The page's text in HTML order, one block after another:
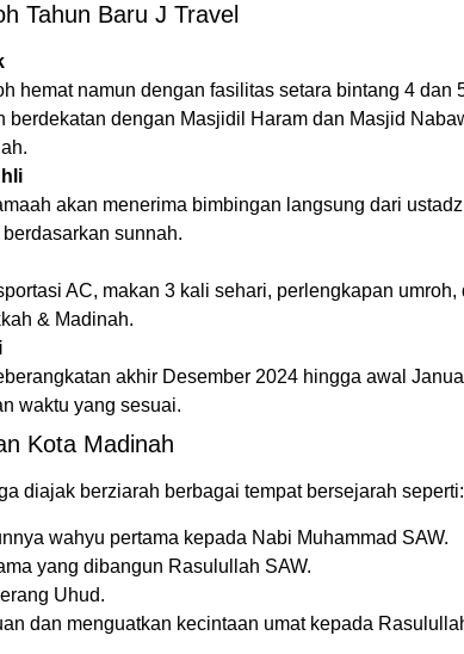
Tahun Baru J Travel
hemat namun dengan fasilitas setara bintang 4 dan
berdekatan dengan Masjidil Haram dan Masjid
akan menerima bimbingan langsung dari
sunnah.
AC, makan 3 kali sehari, perlengkapan umroh,
& Madinah.
akhir Desember 2024 hingga awal
waktu yang sesuai.
Kota Madinah
diajak berziarah berbagai tempat bersejarah seperti:
wahyu pertama kepada Nabi Muhammad SAW.
yang dibangun Rasulullah SAW.
Uhud.
dan menguatkan kecintaan umat kepada